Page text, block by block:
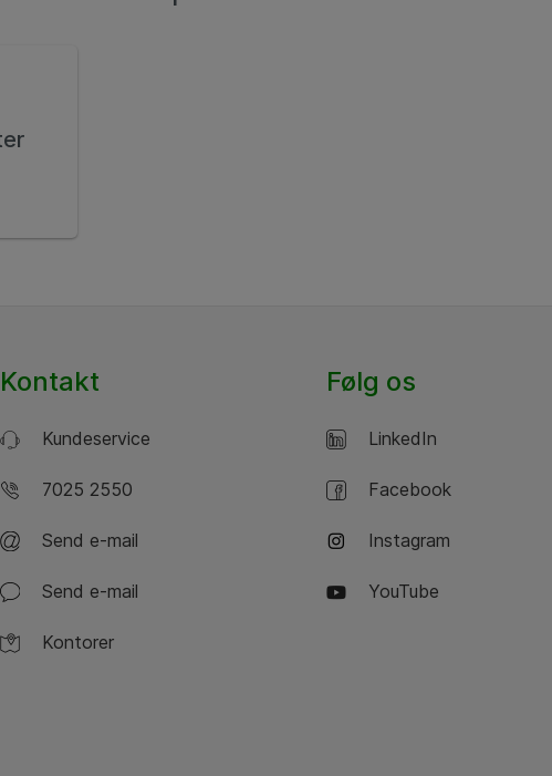
Kontakt
Kundeservice
7025 2550
Send e-mail
Send e-mail
Kontorer
Følg os
LinkedIn
Facebook
Instagram
YouTube